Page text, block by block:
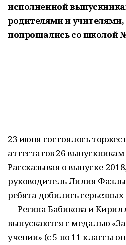
исполненной
родителями и учителями,
попрощались со школой
23 июня состоялось
аттестатов 26
Рассказывая о выпуске-
руководитель Лилия
ребята добились серьезных
— Регина Бабикова и
выпускаются с медалью
учении» (с 5 по 11 классы